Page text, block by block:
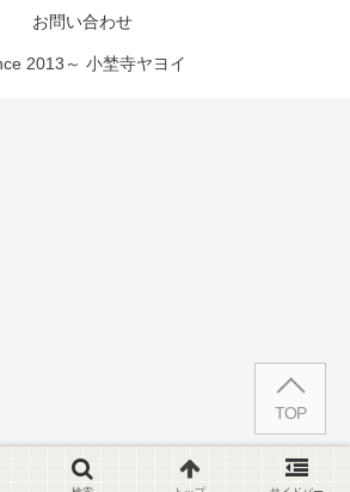
お問い合わせ
2013～ 小埜寺ヤヨイ
TOP